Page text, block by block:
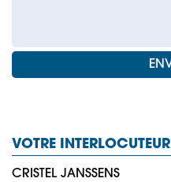
VOTRE INTERLOCUTEUR
CRISTEL JANSSENS